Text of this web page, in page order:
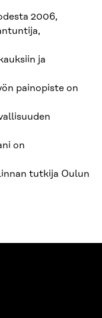
2006,
ja
painopiste on
on
tutkija Oulun